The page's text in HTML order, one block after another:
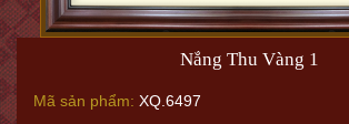
Nắng Thu Vàng 1
Mã sản phẩm: XQ.6497